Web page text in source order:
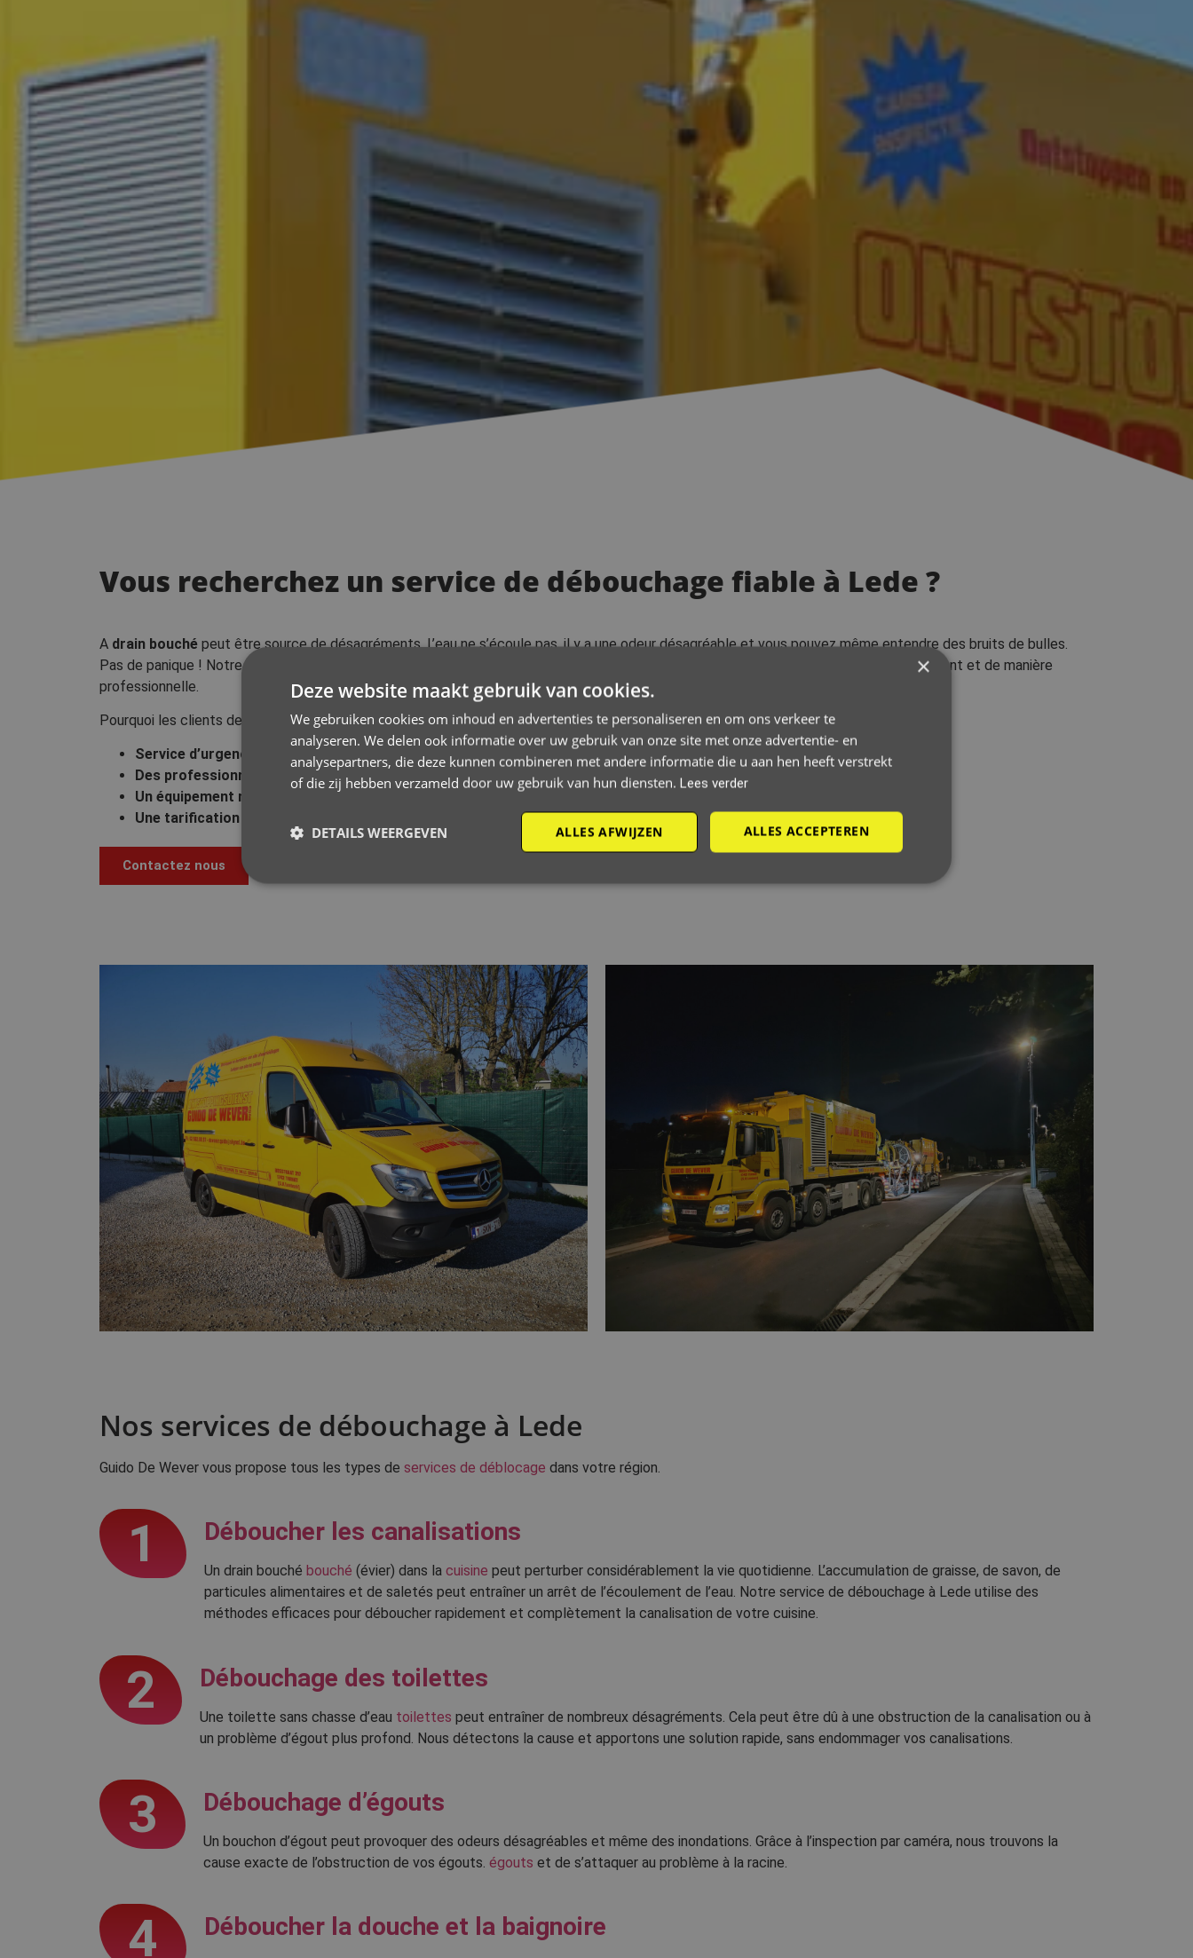
Vous recherchez un service de débouchage fiable à Lede ?
A drain bouché peut être source de désagréments. L’eau ne s’écoule pas, il y a une odeur désagréable et vous pouvez même entendre des bruits de bulles.
Pas de panique ! Notre
est prêt 24 heures sur 24, 7 jours sur 7, à résoudre votre problème rapidement et de manière
professionnelle.
Pourquoi les clients de Lede choisissent-ils Guido De Wever ?
Service d’urgence 24/7
– Assistance rapide pour tous les types de blocages.
Des professionnels expérimentés – Des années d’expertise en matière d’égouts et de problèmes de drainage.
Un équipement moderne
– Inspection par caméra et nettoyage à haute pression pour une solution complète.
Une tarification transparente
– Pas de coûts cachés, des tarifs clairs.
Contactez nous
Nos services de débouchage à Lede
Guido De Wever vous propose tous les types de services de déblocage dans votre région.
1 Déboucher les canalisations
Un drain bouché bouché (évier) dans la cuisine peut perturber considérablement la vie quotidienne. L’accumulation de graisse, de savon, de
particules alimentaires et de saletés peut entraîner un arrêt de l’écoulement de l’eau. Notre service de débouchage à Lede utilise des
méthodes efficaces pour déboucher rapidement et complètement la canalisation de votre cuisine.
2 Débouchage des toilettes
Une toilette sans chasse d’eau toilettes peut entraîner de nombreux désagréments. Cela peut être dû à une obstruction de la canalisation ou à
un problème d’égout plus profond. Nous détectons la cause et apportons une solution rapide, sans endommager vos canalisations.
3 Débouchage d’égouts
Un bouchon d’égout peut provoquer des odeurs désagréables et même des inondations. Grâce à l’inspection par caméra, nous trouvons la
cause exacte de l’obstruction de vos égouts. égouts et de s’attaquer au problème à la racine.
4 Déboucher la douche et la baignoire
×
Deze website maakt gebruik van cookies.
We gebruiken cookies om inhoud en advertenties te personaliseren en om ons verkeer te
analyseren. We delen ook informatie over uw gebruik van onze site met onze advertentie- en
analysepartners, die deze kunnen combineren met andere informatie die u aan hen heeft verstrekt
of die zij hebben verzameld door uw gebruik van hun diensten. Lees verder
ALLES ACCEPTEREN
ALLES AFWIJZEN
DETAILS WEERGEVEN